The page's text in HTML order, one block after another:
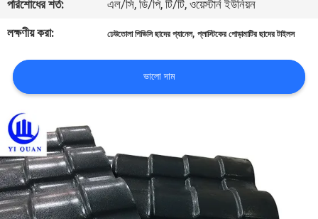
BLOG
উদ্ধৃতির
জন্য
আবেদন
VR
পরিশোধের শর্ত:
এল/সি, ডি/পি, টি/টি, ওয়েস্টার্ন ইউনিয়ন
লক্ষণীয় করা:
ঢেউতোলা পিভিসি ছাদের প্যানেল,প্লাস্টিকের পোড়ামাটির ছাদের টাইলস
ভালো দাম